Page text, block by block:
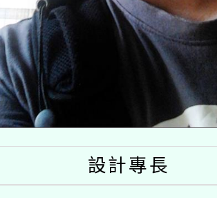
設計專長